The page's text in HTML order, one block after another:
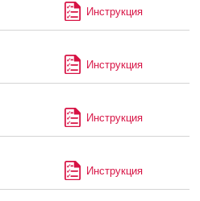
Инструкция
Инструкция
Инструкция
Инструкция